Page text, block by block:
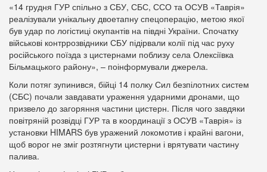
«14 грудня ГУР спільно з СБУ, СБС, ССО та ОСУВ «Таврія»
реалізували унікальну двоетапну спецоперацію, метою якої
був удар по логістиці окупантів на півдні України. Спочатку
військові контррозвідники СБУ підірвали колії під час руху
російського поїзда з цистернами поблизу села Олексіївка
Більмацького району», – поінформували джерела.
Коли потяг зупинився, бійці 14 полку Сил безпілотних систем
(СБС) почали завдавати ураження ударними дронами, що
призвело до загоряння частини цистерн. Після чого завдяки
повітряній розвідці ГУР та в координації з ОСУВ «Таврія» із
установки HIMARS був уражений локомотив і крайні вагони,
щоб ворог не зміг розтягнути цистерни і врятувати частину
палива.